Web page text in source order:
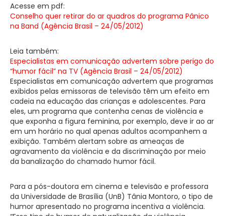
Acesse em pdf:
Conselho quer retirar do ar quadros do programa Pânico
na Band (Agência Brasil – 24/05/2012)
Leia também:
Especialistas em comunicação advertem sobre perigo do
“humor fácil” na TV (Agência Brasil – 24/05/2012)
Especialistas em comunicação advertem que programas
exibidos pelas emissoras de televisão têm um efeito em
cadeia na educação das crianças e adolescentes. Para
eles, um programa que contenha cenas de violência e
que exponha a figura feminina, por exemplo, deve ir ao ar
em um horário no qual apenas adultos acompanhem a
exibição. Também alertam sobre as ameaças de
agravamento da violência e da discriminação por meio
da banalização do chamado humor fácil.
Para a pós-doutora em cinema e televisão e professora
da Universidade de Brasília (UnB) Tânia Montoro, o tipo de
humor apresentado no programa incentiva a violência.